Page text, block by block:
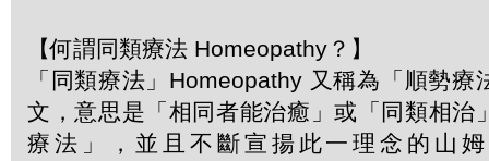
【何謂同類療法 Homeopathy？】
「同類療法」Homeopathy 又稱為「順勢療
文，意思是「相同者能治癒」或「同類相治
療法」，並且不斷宣揚此一理念的山